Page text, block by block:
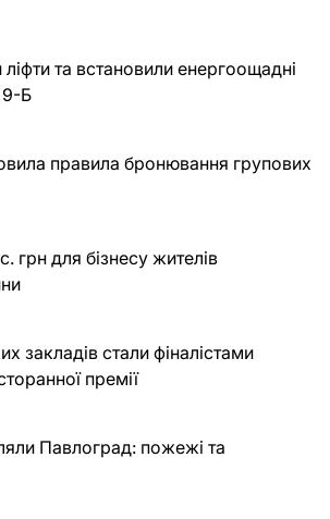
та встановили енергоощадні
9-Б
правила бронювання групових
грн для бізнесу жителів
закладів стали фіналістами
премії
Павлоград: пожежі та